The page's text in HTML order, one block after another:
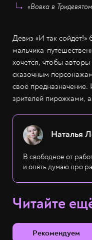
«Вовка в
Девиз «И так сойдёт!»
мальчика-
хочется, чтобы
сказочным
своё
зрителей пирожками,
Наталья
В свободное от
и опять думаю про
Читайте
Рекомендуем